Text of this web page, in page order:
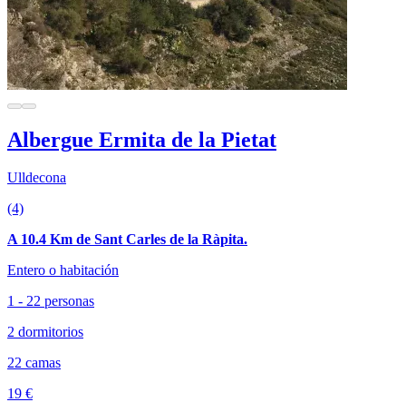
Albergue Ermita de la Pietat
Ulldecona
(4)
A 10.4 Km de Sant Carles de la Ràpita.
Entero o habitación
1 - 22 personas
2 dormitorios
22 camas
19 €